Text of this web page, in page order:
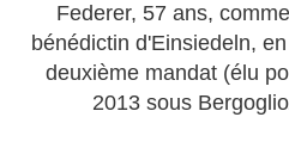
Federer, 57 ans,
bénédictin d'Einsiedeln,
deuxième mandat (élu
2013 sous